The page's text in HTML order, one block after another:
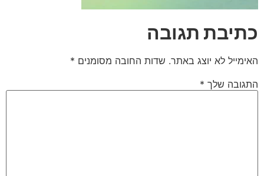
כתיבת תגובה
האימייל לא יוצג באתר. שדות החובה מסומנים *
התגובה שלך *